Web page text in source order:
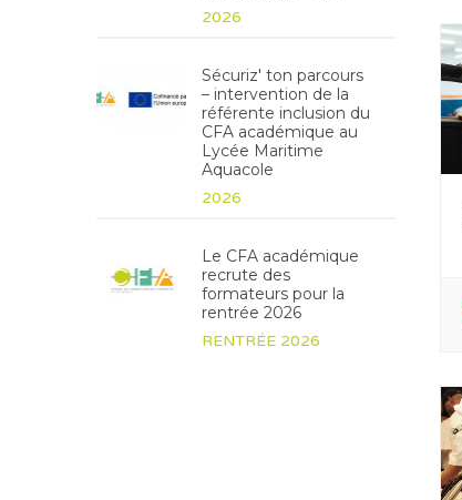
2026
Sécuriz' ton parcours
– intervention de la
référente inclusion du
CFA académique au
Lycée Maritime
Aquacole
2026
Le CFA académique
recrute des
formateurs pour la
rentrée 2026
RENTRÉE 2026